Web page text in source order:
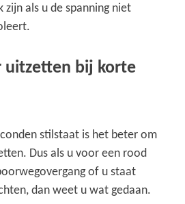
zijn als u de spanning niet
uitzetten bij korte
stilstaat is het beter om
Dus als u voor een rood
of u staat
dan weet u wat gedaan.